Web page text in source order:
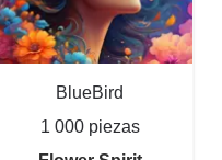
BlueBird
1 000 piezas